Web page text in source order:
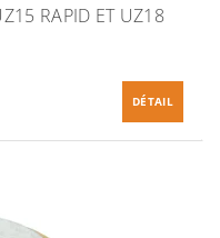
RAPID ET UZ18
DÉTAIL